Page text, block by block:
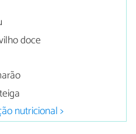
doce
nutricional >